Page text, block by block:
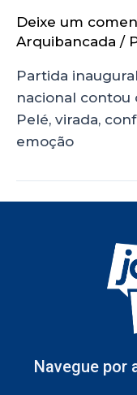
Deixe um
Arquibancada /
Partida
nacional contou
Pelé, virada,
emoção
Navegue por